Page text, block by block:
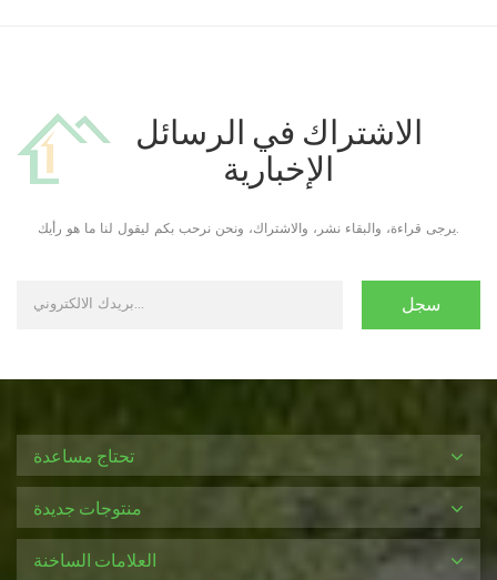
الاشتراك في الرسائل
الإخبارية
يرجى قراءة، والبقاء نشر، والاشتراك، ونحن نرحب بكم ليقول لنا ما هو رأيك.
تحتاج مساعدة
منتوجات جديدة
العلامات الساخنة